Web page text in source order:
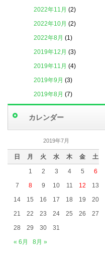
2022年11月 (2)
2022年10月 (2)
2022年8月 (1)
2019年12月 (3)
2019年11月 (4)
2019年9月 (3)
2019年8月 (7)
2019年6月
2019年5月
(5)
2019年4月(3)
2019年3月(5)
カレンダー
2019年7月
日 月 火 水 木 金 土
1 2 3 4 5
6
7
8 9 10 11 12
13
14
15 16 17 18 19
20
21
22 23 24 25 26
27
28
29 30
31
« 6月
8月 »